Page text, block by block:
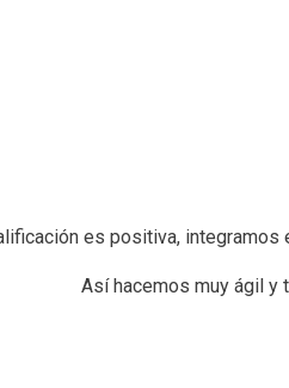
es positiva, integramos
Así hacemos muy ágil y